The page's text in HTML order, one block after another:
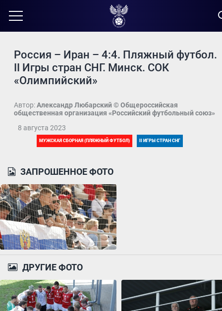
Россия – Иран – 4:4. Пляжный футбол.
II Игры стран СНГ. Минск. СОК
«Олимпийский»
Автор:Александр Любарский © Общероссийская
общественная организация «Российский футбольный союз»
8 августа 2023
МУЖСКАЯ СБОРНАЯ (ПЛЯЖНЫЙ ФУТБОЛ) II ИГРЫ СТРАН СНГ
ЗАПРОШЕННОЕ ФОТО
ДРУГИЕ ФОТО